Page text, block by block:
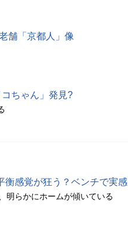
舗「京都人」像
ちゃん」発見?
衡感覚が狂う？ベンチで実感
明らかにホームが傾いている